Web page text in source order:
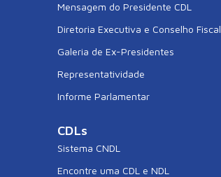
Mensagem do Presidente CDL
Diretoria Executiva e Conselho Fiscal
Galeria de Ex-Presidentes
Representatividade
Informe Parlamentar
CDLs
Sistema CNDL
Encontre uma CDL e NDL